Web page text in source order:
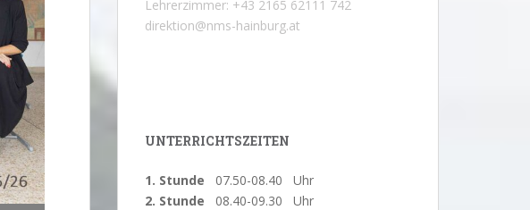
Lehrerzimmer: +43 2165 62111 742
direktion@nms-hainburg.at
UNTERRICHTSZEITEN
1. Stunde 07.50-08.40 Uhr
2. Stunde 08.40-09.30 Uhr